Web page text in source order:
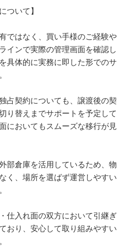
ついて】
ではなく、買い手様のご経験や
インで実際の管理画面を確認し
具体的に実務に即した形でのサ
占契約についても、譲渡後の契
り替えまでサポートを予定して
においてもスムーズな移行が見
部倉庫を活用しているため、物
く、場所を選ばず運営しやすい
仕入れ面の双方において引継ぎ
おり、安心して取り組みやすい